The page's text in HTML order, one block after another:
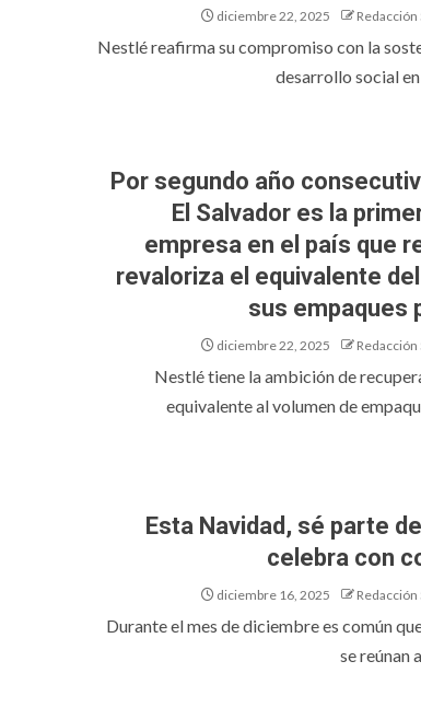
diciembre 22, 2025
Nestlé reafirma su compromiso con la
desarrollo social en
Por segundo año
El Salvador es la
empresa en el país que
revaloriza el equivalente
sus empaques
diciembre 22, 2025
Nestlé tiene la ambición de
equivalente al volumen de
Esta Navidad, sé parte
celebra con
diciembre 16, 2025
Durante el mes de diciembre es común
se reúnan